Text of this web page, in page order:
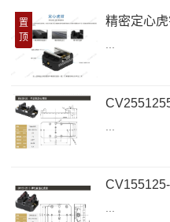
置
顶
精密定心
...
...